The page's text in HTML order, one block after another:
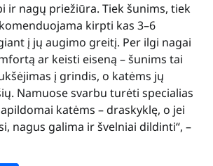
ir nagų priežiūra. Tiek šunims, tiek
kirpti kas 3–6
į jų augimo greitį. Per ilgi nagai
ar keisti eiseną – šunims tai
į grindis, o katėms jų
Namuose svarbu turėti specialias
katėms – draskyklę, o jei
nagus galima ir švelniai dildinti“, –